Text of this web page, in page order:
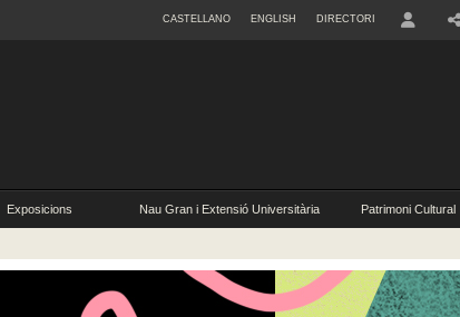
CASTELLANO ENGLISH DIRECTORI
Exposicions Nau Gran i Extensió Universitària Patrimoni Cultural